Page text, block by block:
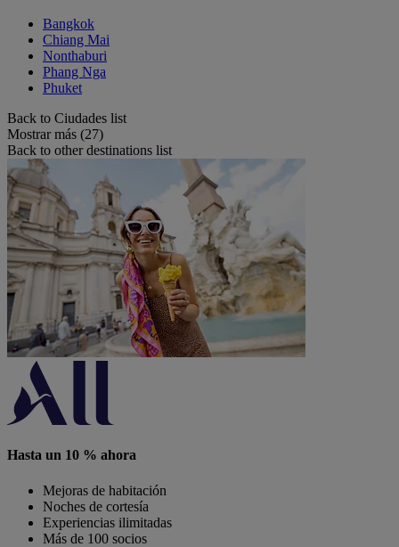
Bangkok
Chiang Mai
Nonthaburi
Phang Nga
Phuket
Back to Ciudades list
Mostrar más (27)
Back to other destinations list
Hasta un 10 % ahora
Mejoras de habitación
Noches de cortesía
Experiencias ilimitadas
Más de 100 socios